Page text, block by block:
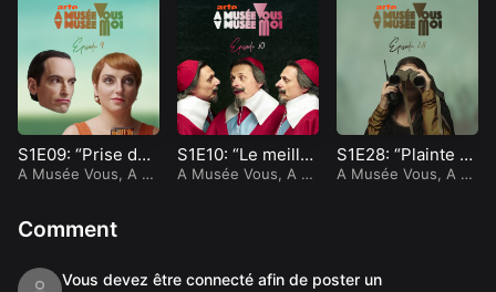
S1E09: “Prise de t
ête”
A Musée Vous, A M
S1E10: “Le meille
ur profil”
A Musée Vous, A M
S1E28: “Plainte N
octurne”
A Musée Vous, A M
Comment
Vous devez être connecté afin de poster un